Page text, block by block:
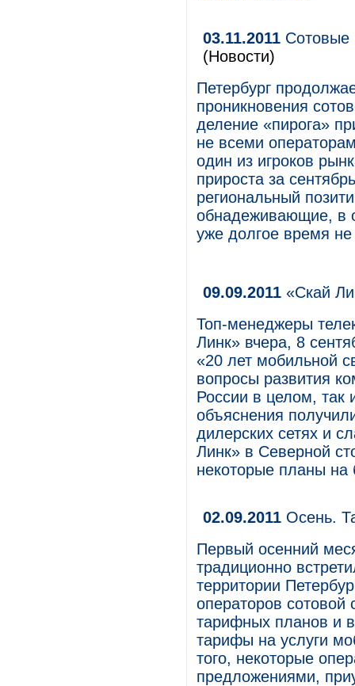
03.11.2011 Сотовые
(Новости)
Петербург
проникновения
деление «пирога»
не всеми
один из игроков
прироста за
региональный
обнадеживающие, в
уже долгое время
09.09.2011 «Скай
Топ-менеджеры
Линк» вчера, 8
«20 лет мобильной
вопросы развития
России в целом, так
объяснения
дилерских сетях и
Линк» в Северной
некоторые планы на
02.09.2011 Осень.
Первый осенний
традиционно
территории
операторов
тарифных планов и
тарифы на услуги
того, некоторые
предложениями,